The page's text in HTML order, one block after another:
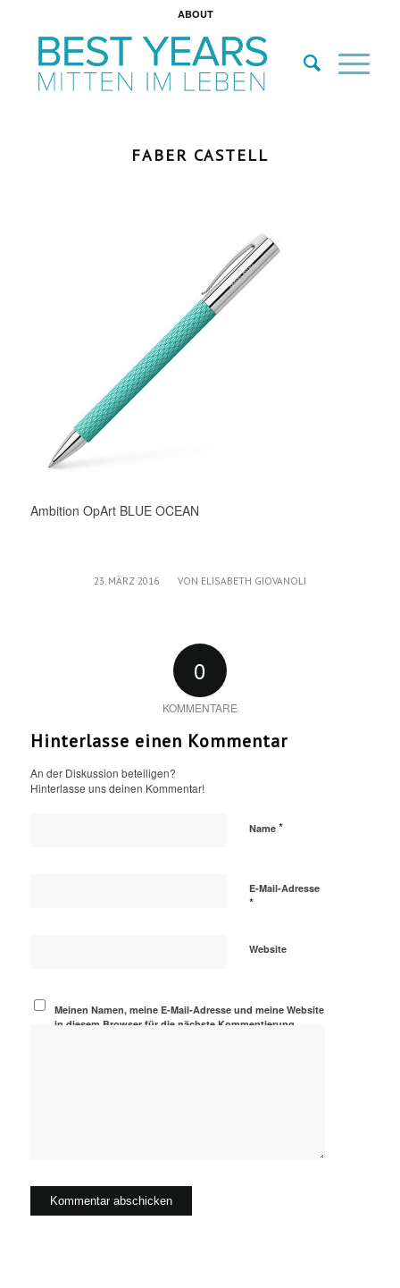
ABOUT
FABER CASTELL
Ambition OpArt BLUE OCEAN
23. MÄRZ 2016
/ VON ELISABETH GIOVANOLI
0
KOMMENTARE
Hinterlasse einen Kommentar
An der Diskussion beteiligen?
Hinterlasse uns deinen Kommentar!
Name *
E-Mail-Adresse
*
Website
Meinen Namen, meine E-Mail-Adresse und meine Website
in diesem Browser für die nächste Kommentierung